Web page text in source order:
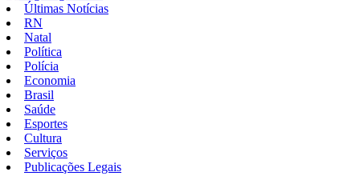
Últimas Notícias
RN
Natal
Política
Polícia
Economia
Brasil
Saúde
Esportes
Cultura
Serviços
Publicações Legais